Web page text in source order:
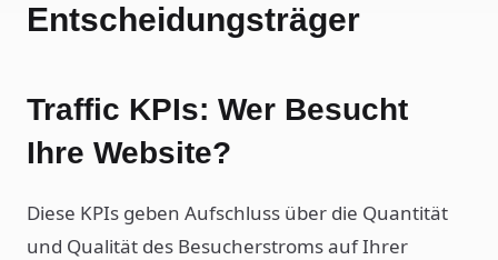
Entscheidungsträger
Traffic KPIs: Wer Besucht
Ihre Website?
Diese KPIs geben Aufschluss über die Quantität
und Qualität des Besucherstroms auf Ihrer